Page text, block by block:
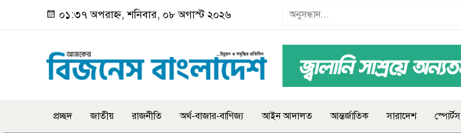
০১:৩৭ অপরাহ্ন, শনিবার, ০৮ অগাস্ট ২০২৬
প্রচ্ছদ জাতীয় রাজনীতি অর্থ-বাজার-বাণিজ্য আইন আদালত আন্তর্জাতিক সারাদেশ স্পোর্টস